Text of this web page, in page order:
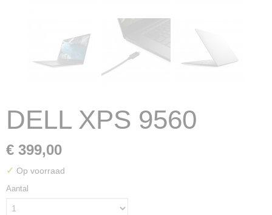
DELL XPS 9560
€ 399,00
✓ Op voorraad
Aantal